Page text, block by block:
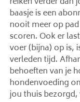
baasje is een
nooit meer op
scoren. Ook er
voer (bijna) op is,
verleden tijd.
behoeften van je
hondenvoeding
jou thuis